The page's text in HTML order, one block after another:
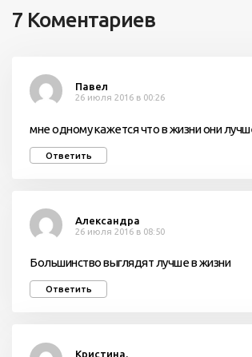
7 Коментариев
Павел
26 июля 2016 в 00:26
мне одному кажется что в жизни они
Ответить
Александра
26 июля 2016 в 08:50
Большинство выглядят лучше в жизни
Ответить
Кристина.